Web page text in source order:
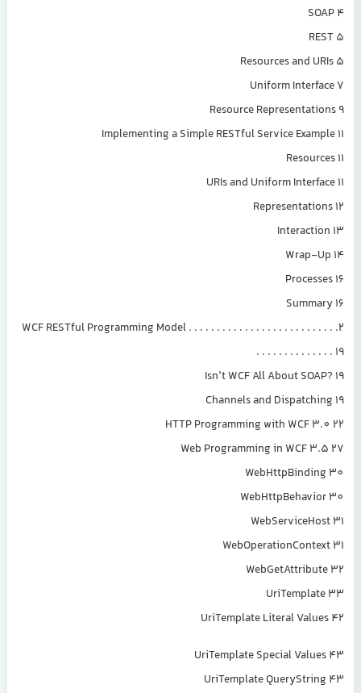
SOAP 4
REST 5
Resources and URIs 5
Uniform Interface 7
Resource Representations 9
Implementing a Simple RESTful Service Example 11
Resources 11
URIs and Uniform Interface 11
Representations 12
Interaction 13
Wrap-Up 14
Processes 16
Summary 16
2. WCF RESTful Programming Model . . . . . . . . . . . . . . . . . . . . . . . . . .
. . . . . . . . . . . . . . 19
Isn’t WCF All About SOAP? 19
Channels and Dispatching 19
HTTP Programming with WCF 3.0 22
Web Programming in WCF 3.5 27
WebHttpBinding 30
WebHttpBehavior 30
WebServiceHost 31
WebOperationContext 31
WebGetAttribute 32
UriTemplate 33
UriTemplate Literal Values 42
UriTemplate Special Values 43
UriTemplate QueryString 43